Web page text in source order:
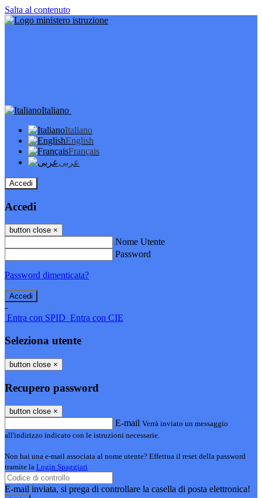
Salta al contenuto
Italiano
Italiano
English
Français
عربى
Accedi
Accedi
button close ×
Nome Utente
Password
Password dimenticata?
-
Entra con SPID Entra con CIE
Seleziona utente
button close ×
Recupero password
button close ×
E-mail Verrà inviato un messaggio
all'indirizzo indicato con le istruzioni necessarie.
Non hai una e-mail associata al nome utente? Effettua il reset della password
tramite la Login Spaggiari
E-mail inviata, si prega di controllare la casella di posta elettronica!